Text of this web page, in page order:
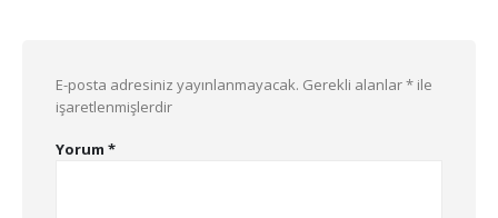
E-posta adresiniz yayınlanmayacak. Gerekli alanlar* ile
işaretlenmişlerdir
Yorum *